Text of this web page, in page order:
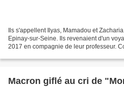
Ils s'appellent Ilyas, Mamadou et
Epinay-sur-Seine. Ils revenaient d'un
2017 en compagnie de leur professeur.
Macron giflé au cri de